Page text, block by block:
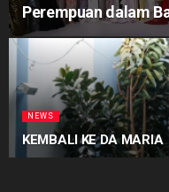
Perempuan dalam
NEWS
KEMBALI KE DA MARIA